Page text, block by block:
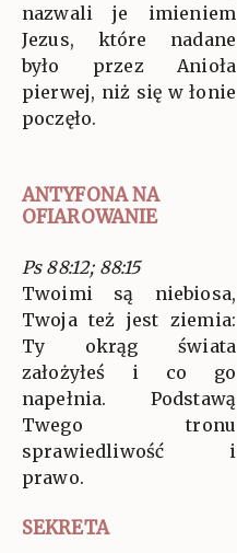
nazwali je imieniem
Jezus, które nadane
było przez Anioła
pierwej, niż się w łonie
poczęło.
ANTYFONA NA
OFIAROWANIE
Ps 88:12; 88:15
Twoimi są niebiosa,
Twoja też jest ziemia:
Ty okrąg świata
założyłeś i co go
napełnia. Podstawą
Twego tronu
sprawiedliwość i
prawo.
SEKRETA